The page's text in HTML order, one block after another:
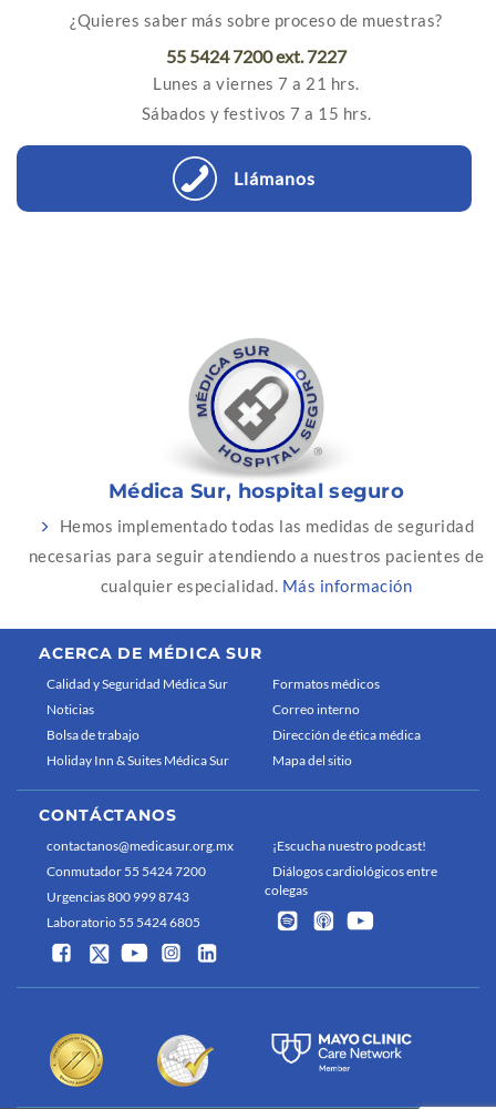
¿Quieres saber más sobre proceso de muestras?
55 5424 7200 ext. 7227
Lunes a viernes 7 a 21 hrs.
Sábados y festivos 7 a 15 hrs.
Llámanos
Médica Sur, hospital seguro
Hemos implementado todas las medidas de seguridad
necesarias para seguir atendiendo a nuestros pacientes de
cualquier especialidad. Más información
ACERCA DE MÉDICA SUR
Calidad y Seguridad Médica Sur
Noticias
Bolsa de trabajo
Holiday Inn & Suites Médica Sur
Formatos médicos
Correo interno
Dirección de ética médica
Mapa del sitio
CONTÁCTANOS
contactanos@medicasur.org.mx
Conmutador 55 5424 7200
Urgencias 800 999 8743
Laboratorio 55 5424 6805
¡Escucha nuestro podcast!
Diálogos cardiológicos entre
colegas